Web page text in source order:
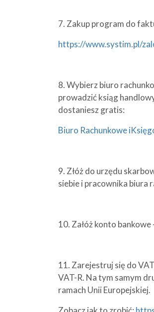
7. Zakup program do
https://www.systim.pl/
8. Wybierz biuro
prowadzić ksiąg
dostaniesz gratis:
Biuro Rachunkowe
9. Złóż do urzędu
siebie i pracownika biura
10. Załóż konto
11. Zarejestruj się do
VAT-R. Na tym samym
ramach Unii Europejskiej.